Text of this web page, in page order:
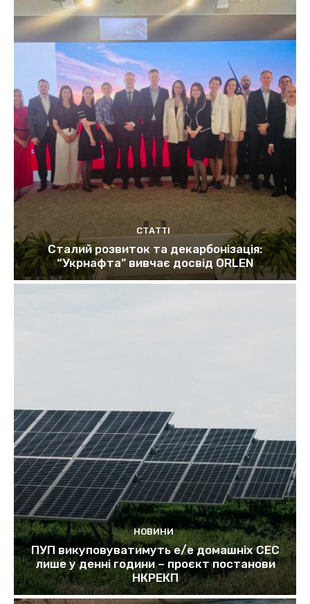
СТАТТІ
Сталий розвиток та декарбонізація:
“Укрнафта” вивчає досвід ORLEN
НОВИНИ
ПУП викуповуватимуть е/е домашніх СЕС
лише у денні години – проєкт постанови
НКРЕКП